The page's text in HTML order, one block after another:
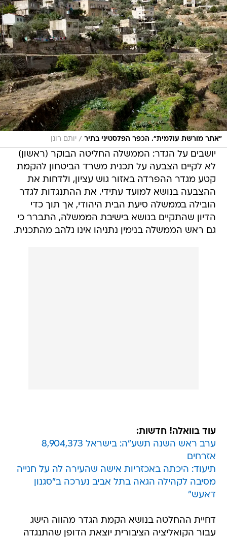
"אתר מורשת עולמית". הכפר הפלסטיני בתיר / יותם רונן
יושבים על הגדר: הממשלה החליטה הבוקר (ראשון)
לא לקיים הצבעה על תכנית משרד הביטחון להקמת
קטע מגדר ההפרדה באזור גוש עציון, ולדחות את
ההצבעה בנושא למועד עתידי. את ההתנגדות לגדר
הובילה בממשלה סיעת הבית היהודי, אך תוך כדי
הדיון שהתקיים בנושא בישיבת הממשלה, התברר כי
גם ראש הממשלה בנימין נתניהו אינו נלהב מהתכנית.
עוד בוואלה! חדשות:
ערב ראש השנה תשע"ה: בישראל 8,904,373
אזרחים
תיעוד: היכתה באכזריות אישה שהעירה לה על חנייה
מסיבה לקהילה הגאה בתל אביב נערכה ב"סגנון
דאעש"
דחיית ההחלטה בנושא הקמת הגדר מהווה הישג
עבור הקואליציה הציבורית יוצאת הדופן שהתנגדה